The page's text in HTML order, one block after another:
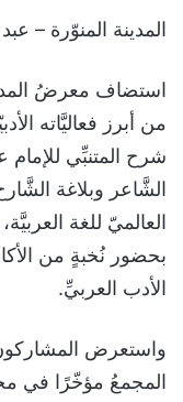
المدينة المنوّرة –
من أبرز فعاليَّاته
شرح المتنبِّي للإمام
الشَّاعر وبلاغة
العالميّ للغة
بحضور نُخبةٍ من
الأدب العربيِّ.
واستعرض
المجمعُ مؤخّرًا في